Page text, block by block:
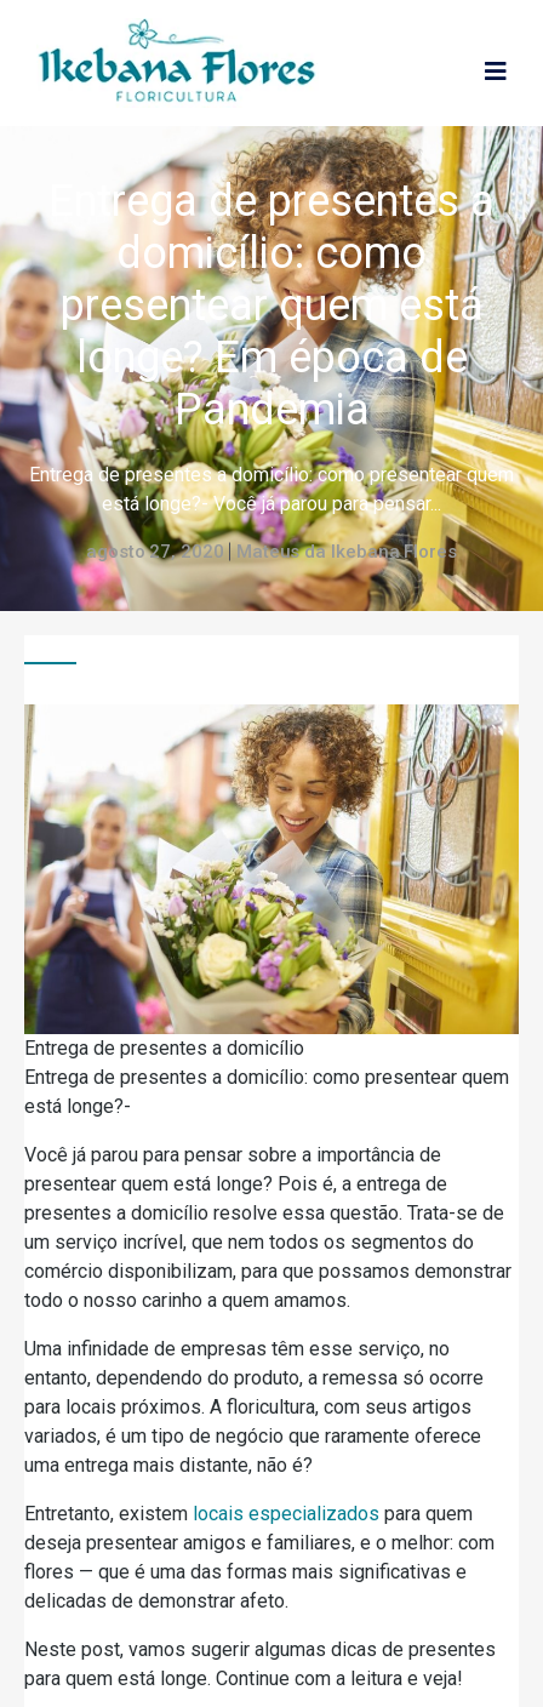
Entrega de presentes a
domicílio: como
presentear quem está
longe? Em época de
Pandemia
Entrega de presentes a domicílio: como presentear quem
está longe?- Você já parou para pensar...
agosto 27, 2020 Mateus da Ikebana Flores
Entrega de presentes a domicílio
Entrega de presentes a domicílio: como presentear quem
está longe?-
Você já parou para pensar sobre a importância de
presentear quem está longe? Pois é, a entrega de
presentes a domicílio resolve essa questão. Trata-se de
um serviço incrível, que nem todos os segmentos do
comércio disponibilizam, para que possamos demonstrar
todo o nosso carinho a quem amamos.
Uma infinidade de empresas têm esse serviço, no
entanto, dependendo do produto, a remessa só ocorre
para locais próximos. A floricultura, com seus artigos
variados, é um tipo de negócio que raramente oferece
uma entrega mais distante, não é?
Entretanto, existem locais especializados para quem
deseja presentear amigos e familiares, e o melhor: com
flores — que é uma das formas mais significativas e
delicadas de demonstrar afeto.
Neste post, vamos sugerir algumas dicas de presentes
para quem está longe. Continue com a leitura e veja!